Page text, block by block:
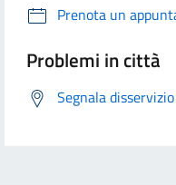
Prenota un
Problemi in città
Segnala disservizio